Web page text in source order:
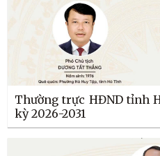
Thường trực HĐND tỉnh
kỳ 2026-2031